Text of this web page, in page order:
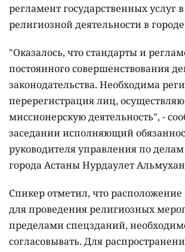
регламент государственных услуг
религиозной деятельности в
"Оказалось, что стандарты и
постоянного совершенствования
законодательства. Необходима
перерегистрация лиц,
миссионерскую деятельность", -
заседании исполняющий
руководителя управления по
города Астаны Нурдаулет
Спикер отметил, что
для проведения религиозных
пределами спецзданий,
согласовывать. Для